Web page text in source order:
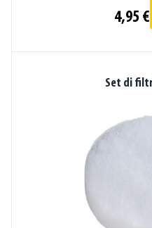
4,95 €
Set di